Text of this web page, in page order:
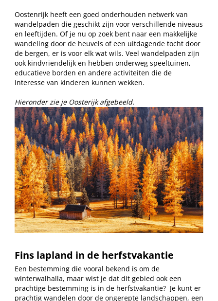
Oostenrijk heeft een goed onderhouden netwerk van
wandelpaden die geschikt zijn voor verschillende niveaus
en leeftijden. Of je nu op zoek bent naar een makkelijke
wandeling door de heuvels of een uitdagende tocht door
de bergen, er is voor elk wat wils. Veel wandelpaden zijn
ook kindvriendelijk en hebben onderweg speeltuinen,
educatieve borden en andere activiteiten die de
interesse van kinderen kunnen wekken.
Hieronder zie je Oosterijk afgebeeld.
Fins lapland in de herfstvakantie
Een bestemming die vooral bekend is om de
winterwalhalla, maar wist je dat dit gebied ook een
prachtige bestemming is in de herfstvakantie? Je kunt er
prachtig wandelen door de ongerepte landschappen, een